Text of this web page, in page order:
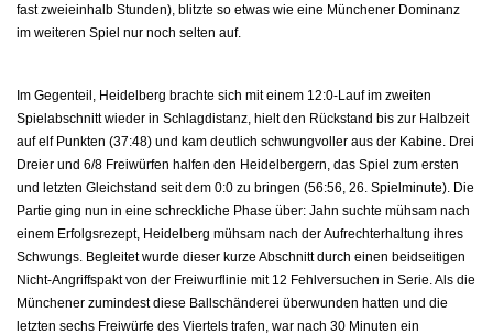
fast zweieinhalb Stunden), blitzte so etwas wie eine Münchener Dominanz
im weiteren Spiel nur noch selten auf.
Im Gegenteil, Heidelberg brachte sich mit einem 12:0-Lauf im zweiten
Spielabschnitt wieder in Schlagdistanz, hielt den Rückstand bis zur Halbzeit
auf elf Punkten (37:48) und kam deutlich schwungvoller aus der Kabine. Drei
Dreier und 6/8 Freiwürfen halfen den Heidelbergern, das Spiel zum ersten
und letzten Gleichstand seit dem 0:0 zu bringen (56:56, 26. Spielminute). Die
Partie ging nun in eine schreckliche Phase über: Jahn suchte mühsam nach
einem Erfolgsrezept, Heidelberg mühsam nach der Aufrechterhaltung ihres
Schwungs. Begleitet wurde dieser kurze Abschnitt durch einen beidseitigen
Nicht-Angriffspakt von der Freiwurflinie mit 12 Fehlversuchen in Serie. Als die
Münchener zumindest diese Ballschänderei überwunden hatten und die
letzten sechs Freiwürfe des Viertels trafen, war nach 30 Minuten ein